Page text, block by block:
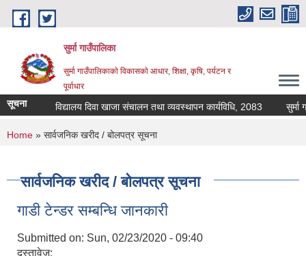
Skip to main content
सुर्मा गाउँपालिका
सुर्मा गाउँपालिकाकाे विकासकाे आधार, शिक्षा, कृषि, पर्यटन र
पूर्वाधार
सूचना विद्यालय दिवा खाजा संचालन तथा व्यवस्थापन कार्यविधि, 2083
You are here
Home » सार्वजनिक खरीद / बोलपत्र सूचना
सार्वजनिक खरीद / बोलपत्र सूचना
गाडी टेन्डर सम्बन्धि जानकारी
Submitted on: Sun, 02/23/2020 - 09:40
दस्तावेज: